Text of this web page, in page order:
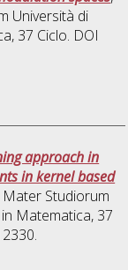
Università di
, 37 Ciclo. DOI
approach in
in kernel based
Studiorum
Matematica, 37